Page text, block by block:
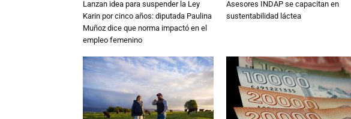
Lanzan idea para suspender la Ley
Karin por cinco años: diputada Paulina
Muñoz dice que norma impactó en el
empleo femenino
Asesores INDAP se capacitan en
sustentabilidad láctea